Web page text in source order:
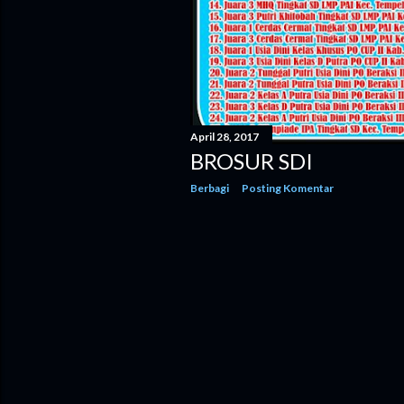
April 28, 2017
BROSUR SDI
Berbagi Posting Komentar